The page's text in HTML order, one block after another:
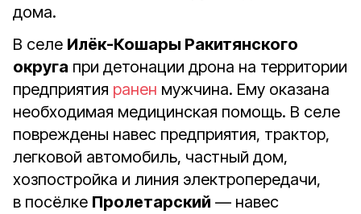
дома.
В селе Илёк-Кошары Ракитянского
округа при детонации дрона на территории
предприятия ранен мужчина. Ему оказана
необходимая медицинская помощь. В селе
повреждены навес предприятия, трактор,
легковой автомобиль, частный дом,
хозпостройка и линия электропередачи,
в посёлке Пролетарский — навес